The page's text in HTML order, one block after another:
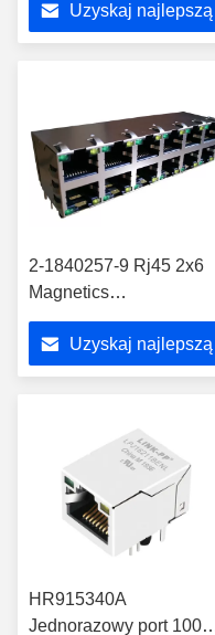
Osłonięty pod kątem
prostym
Uzyskaj najlepszą
2-1840257-9 Rj45 2x6
Magnetics
Skumulowany jack
Gigabit Lan 10/100 /
1000Base-T
Uzyskaj najlepszą
HR915340A
Jednorazowy port 100